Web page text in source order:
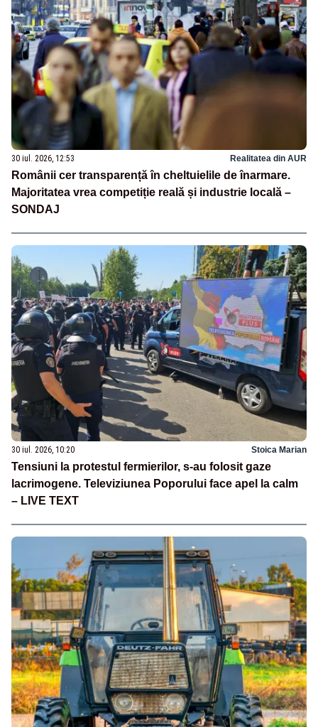
30 iul. 2026, 12:53 Realitatea din AUR
Românii cer transparență în cheltuielile de înarmare.
Majoritatea vrea competiție reală și industrie locală –
SONDAJ
30 iul. 2026, 10:20 Stoica Marian
Tensiuni la protestul fermierilor, s-au folosit gaze
lacrimogene. Televiziunea Poporului face apel la calm
– LIVE TEXT